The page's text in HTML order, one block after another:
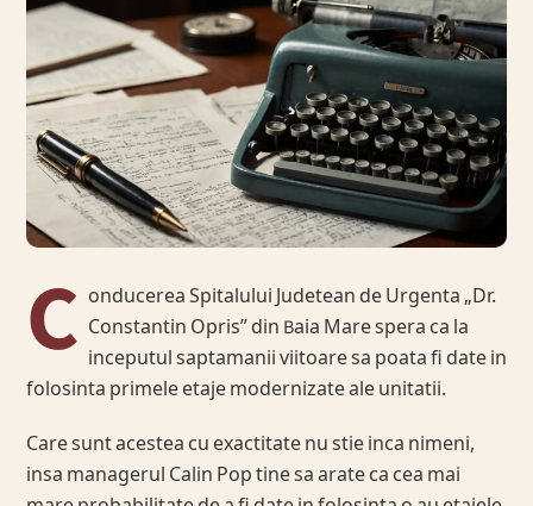
C onducerea Spitalului Judetean de Urgenta „Dr.
Constantin Opris” din Baia Mare spera ca la
inceputul saptamanii viitoare sa poata fi date in
folosinta primele etaje modernizate ale unitatii.
Care sunt acestea cu exactitate nu stie inca nimeni,
insa managerul Calin Pop tine sa arate ca cea mai